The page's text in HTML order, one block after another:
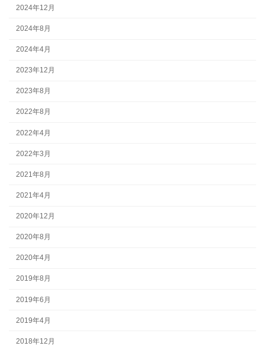
2024年12月
2024年8月
2024年4月
2023年12月
2023年8月
2022年8月
2022年4月
2022年3月
2021年8月
2021年4月
2020年12月
2020年8月
2020年4月
2019年8月
2019年6月
2019年4月
2018年12月